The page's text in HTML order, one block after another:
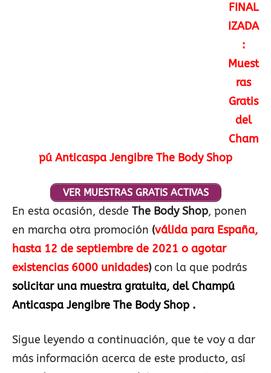
FINAL
IZADA
:
Muest
ras
Gratis
del
Cham
pú Anticaspa Jengibre The Body Shop
VER MUESTRAS GRATIS ACTIVAS
En esta ocasión, desde The Body Shop, ponen
en marcha otra promoción (válida para España,
hasta 12 de septiembre de 2021 o agotar
existencias 6000 unidades) con la que podrás
solicitar una muestra gratuita, del Champú
Anticaspa Jengibre The Body Shop .
Sigue leyendo a continuación, que te voy a dar
más información acerca de este producto, así